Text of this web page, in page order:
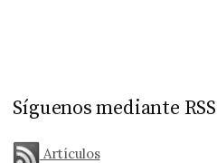
Síguenos mediante RSS
Artículos